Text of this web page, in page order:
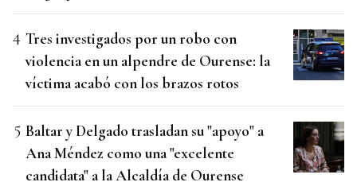
Tres investigados por un robo con
violencia en un alpendre de Ourense: la
víctima acabó con los brazos rotos
Baltar y Delgado trasladan su "apoyo" a
Ana Méndez como una "excelente
candidata" a la Alcaldía de Ourense